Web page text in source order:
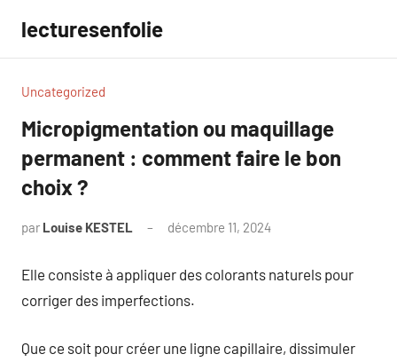
contenu
lecturesenfolie
Uncategorized
Micropigmentation ou maquillage
permanent : comment faire le bon
choix ?
par Louise KESTEL décembre 11, 2024
Elle consiste à appliquer des colorants naturels pour
corriger des imperfections.
Que ce soit pour créer une ligne capillaire, dissimuler